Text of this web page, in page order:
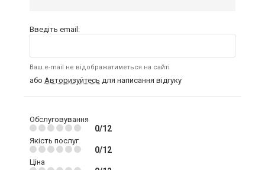
Введіть email:
Ваш e-mail не відображатиметься на сайті
або Авторизуйтесь для написання відгуку
Обслуговування
0/12
Якість послуг
0/12
Ціна